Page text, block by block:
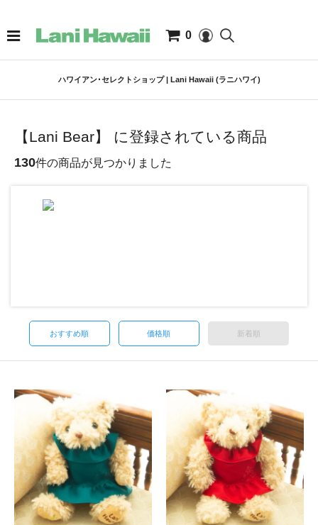
0
ハワイアン･セレクトショップ | Lani Hawaii (ラニハワイ)
【Lani Bear】 に登録されている商品
130件の商品が見つかりました
おすすめ順 価格順 新着順